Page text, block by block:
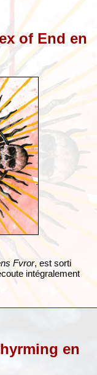
of End en
Fvror, est sorti
intégralement
en